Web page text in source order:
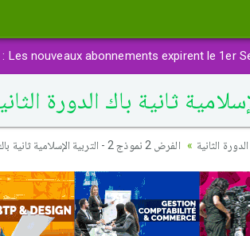
: Les nouveaux abonnements expirent le 1er
الثانية الفرض 2 نموذج 2 - التربية الإسلامية ثانية باك الدورة الثانية